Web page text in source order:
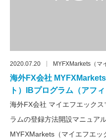
2020.07.20 MYFXMarkets（マ
海外FX会社
ト）IBプログラム（アフ
海外FX会社 マイエフエック
ラムの登録方法開設マニュア
MYFXMarkets（マイエフエ